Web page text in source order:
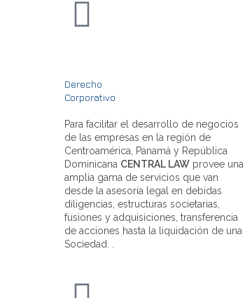
Derecho
Corporativo
Para facilitar el desarrollo de negocios
de las empresas en la región de
Centroamérica, Panamá y República
Dominicana CENTRAL LAW provee una
amplia gama de servicios que van
desde la asesoría legal en debidas
diligencias, estructuras societarias,
fusiones y adquisiciones, transferencia
de acciones hasta la liquidación de una
Sociedad. .